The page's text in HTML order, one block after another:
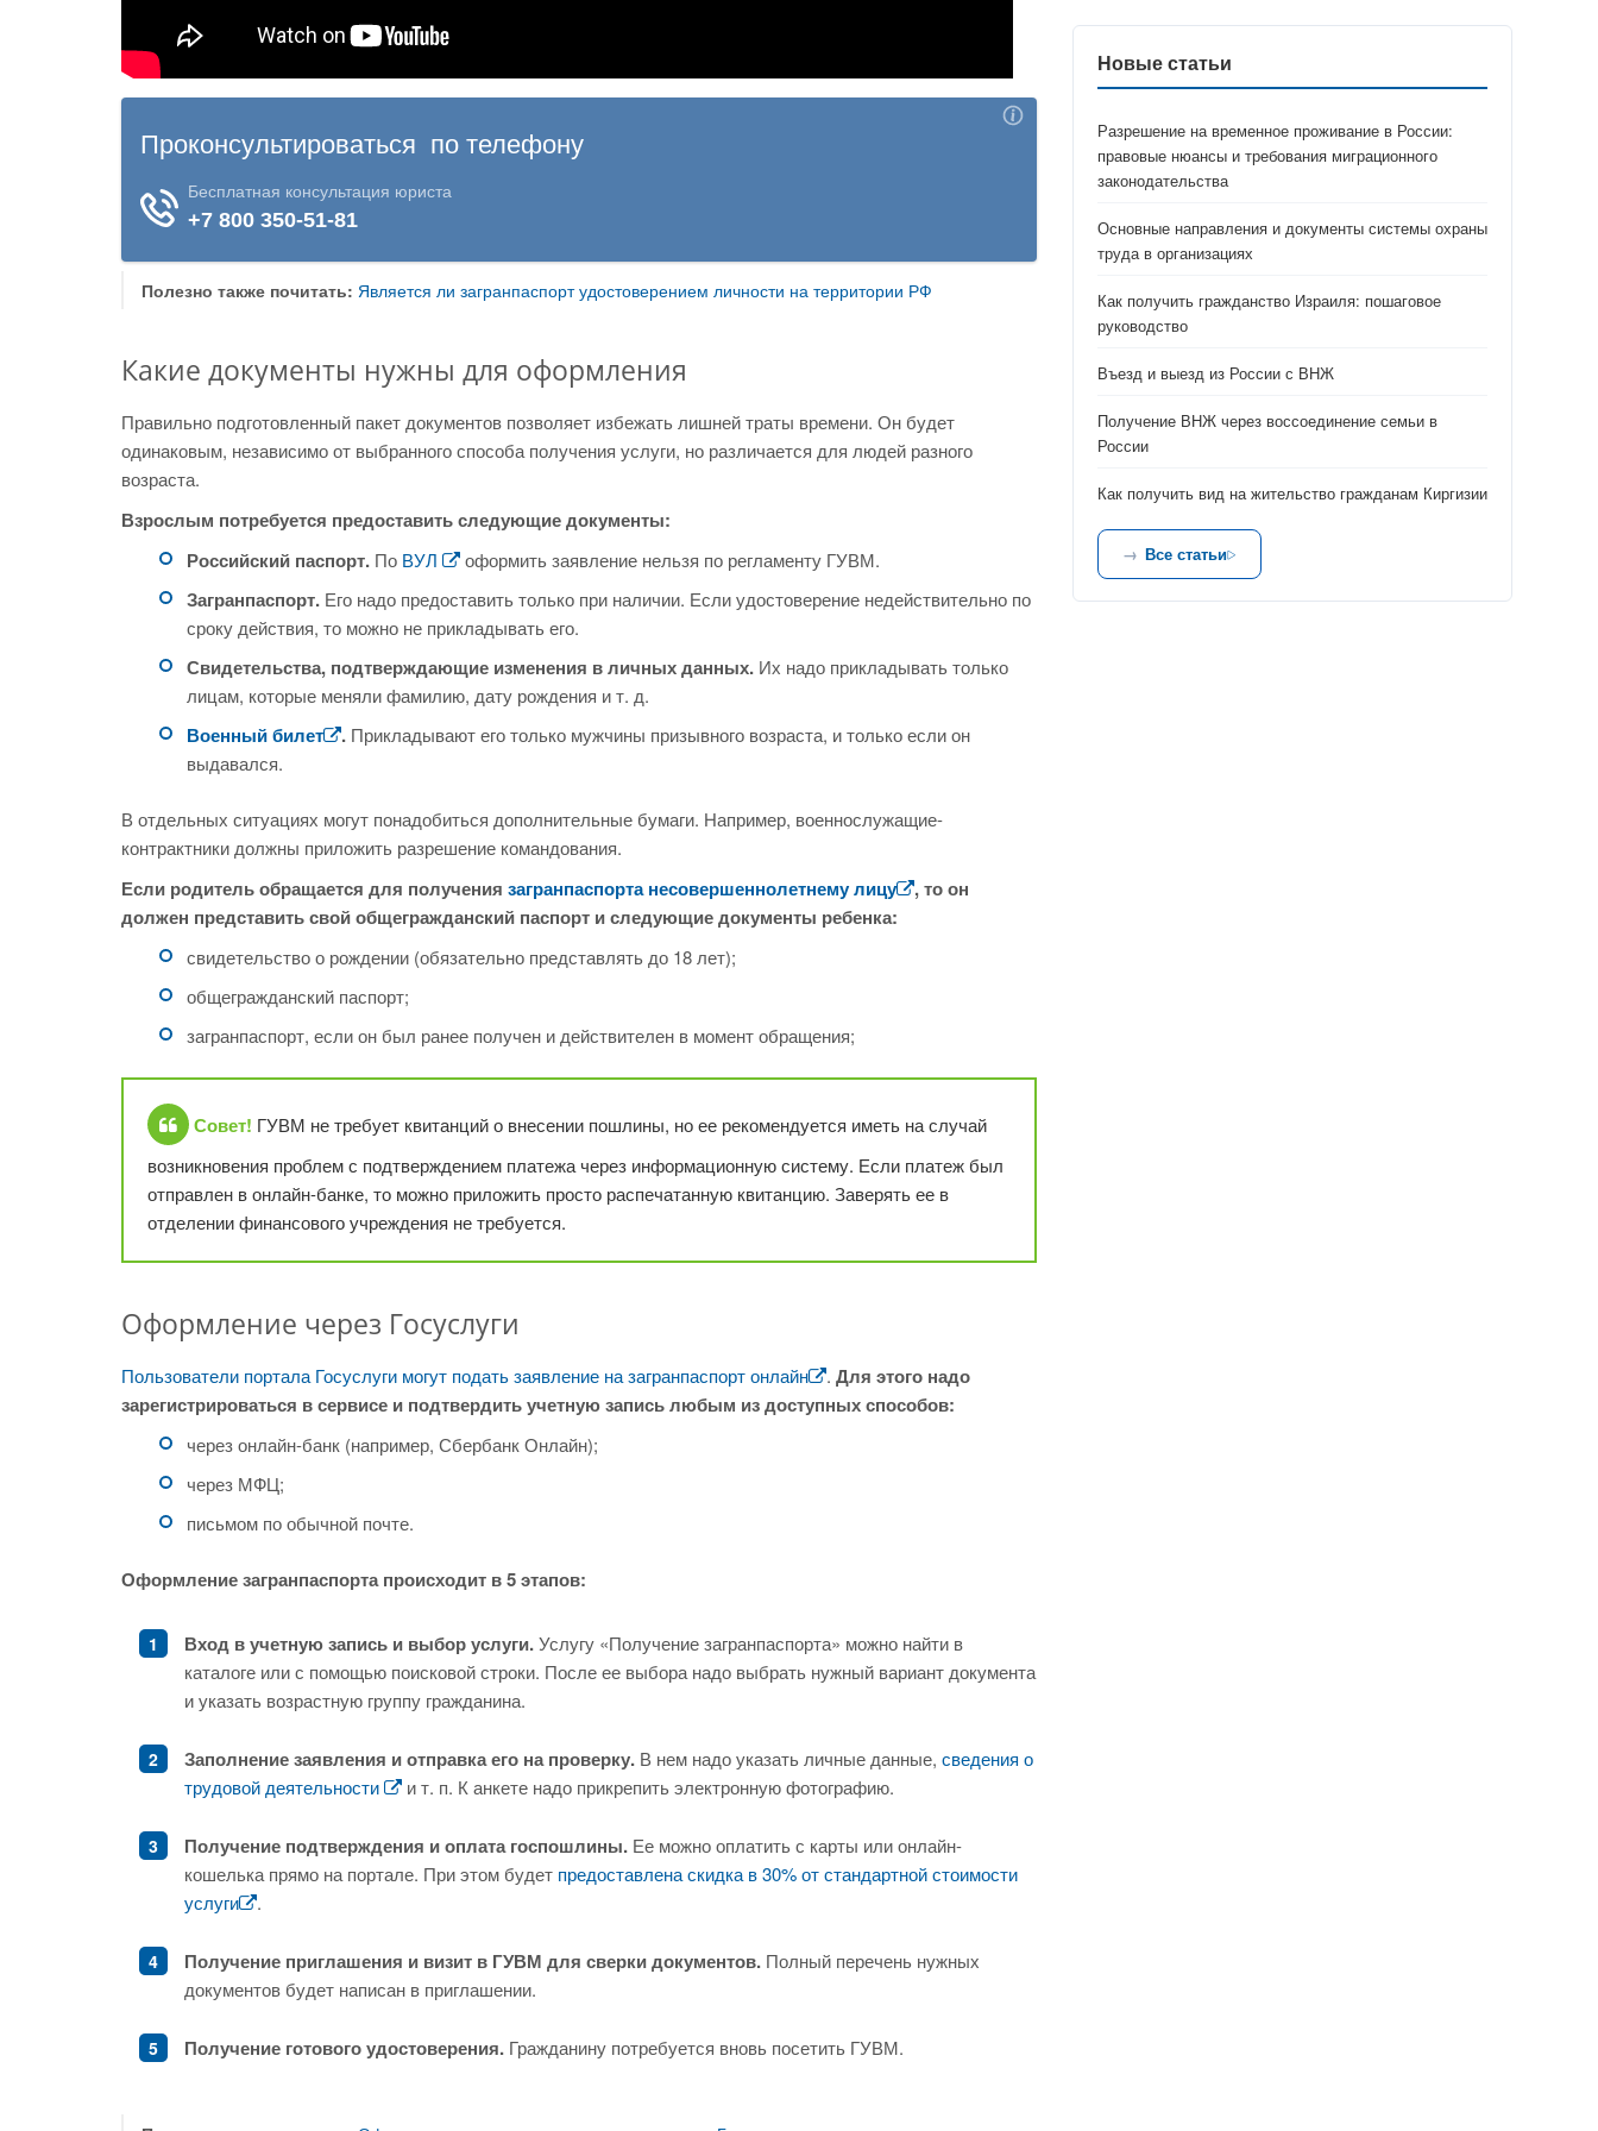
Полезно также почитать: Является ли загранпаспорт удостоверением личности на территории РФ
Какие документы нужны для оформления
Правильно подготовленный пакет документов позволяет избежать лишней траты времени. Он будет
одинаковым, независимо от выбранного способа получения услуги, но различается для людей разного
возраста.
Взрослым потребуется предоставить следующие документы:
Российский паспорт. По ВУЛ оформить заявление нельзя по регламенту ГУВМ.
Загранпаспорт. Его надо предоставить только при наличии. Если удостоверение недействительно по
сроку действия, то можно не прикладывать его.
Свидетельства, подтверждающие изменения в личных данных. Их надо прикладывать только
лицам, которые меняли фамилию, дату рождения и т. д.
Военный билет . Прикладывают его только мужчины призывного возраста, и только если он
выдавался.
В отдельных ситуациях могут понадобиться дополнительные бумаги. Например, военнослужащие-
контрактники должны приложить разрешение командования.
Если родитель обращается для получения загранпаспорта несовершеннолетнему лицу
, то он
должен представить свой общегражданский паспорт и следующие документы ребенка:
свидетельство о рождении (обязательно представлять до 18 лет);
общегражданский паспорт;
загранпаспорт, если он был ранее получен и действителен в момент обращения;
Совет! ГУВМ не требует квитанций о внесении пошлины, но ее рекомендуется иметь на случай
возникновения проблем с подтверждением платежа через информационную систему. Если платеж был
отправлен в онлайн-банке, то можно приложить просто распечатанную квитанцию. Заверять ее в
отделении финансового учреждения не требуется.
Оформление через Госуслуги
Пользователи портала Госуслуги могут подать заявление на загранпаспорт онлайн . Для этого надо
зарегистрироваться в сервисе и подтвердить учетную запись любым из доступных способов:
через онлайн-банк (например, Сбербанк Онлайн);
через МФЦ;
письмом по обычной почте.
Оформление загранпаспорта происходит в 5 этапов:
Вход в учетную запись и выбор услуги.Услугу «Получение загранпаспорта» можно найти в
каталоге или с помощью поисковой строки. После ее выбора надо выбрать нужный вариант документа
и указать возрастную группу гражданина.
Заполнение заявления и отправка его на проверку. В нем надо указать личные данные, сведения о
трудовой деятельности
и т. п. К анкете надо прикрепить электронную фотографию.
Получение подтверждения и оплата госпошлины. Ее можно оплатить с карты или онлайн-
кошелька прямо на портале. При этом будет предоставлена скидка в 30% от стандартной стоимости
услуги
.
Получение приглашения и визит в ГУВМ для сверки документов. Полный перечень нужных
документов будет написан в приглашении.
Получение готового удостоверения. Гражданину потребуется вновь посетить ГУВМ.
Новые статьи
Разрешение на временное проживание в России:
правовые нюансы и требования миграционного
законодательства
Основные направления и документы системы охраны
труда в организациях
Как получить гражданство Израиля: пошаговое
руководство
Въезд и выезд из России с ВНЖ
Получение ВНЖ через воссоединение семьи в
России
Как получить вид на жительство гражданам Киргизии
Все статьи